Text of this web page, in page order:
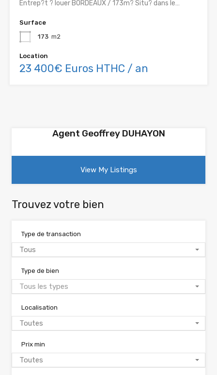
Entrep?t ? louer BORDEAUX / 173m? Situ? dans le…
Surface
173 m2
Location
23 400€ Euros HTHC / an
Agent Geoffrey DUHAYON
View My Listings
Trouvez votre bien
Type de transaction
Tous
Type de bien
Tous les types
Localisation
Toutes
Prix min
Toutes